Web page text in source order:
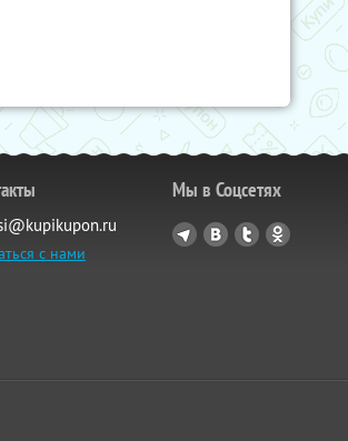
с нами
Мы в Соцсетях